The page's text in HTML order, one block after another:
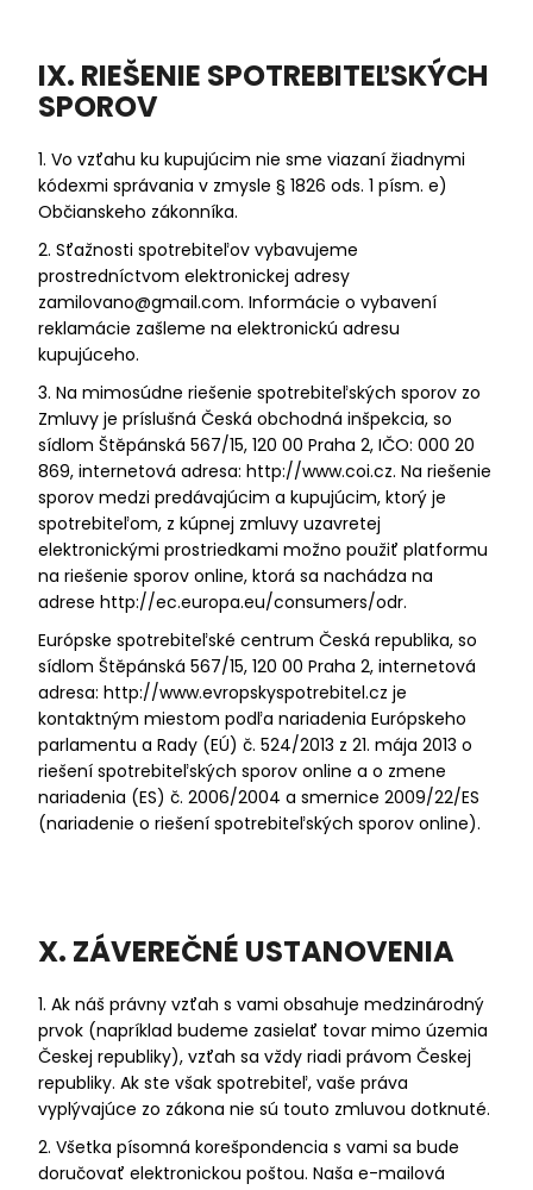
IX. RIEŠENIE SPOTREBITEĽSKÝCH
SPOROV
1. Vo vzťahu ku kupujúcim nie sme viazaní žiadnymi
kódexmi správania v zmysle § 1826 ods. 1 písm. e)
Občianskeho zákonníka.
2. Sťažnosti spotrebiteľov vybavujeme
prostredníctvom elektronickej adresy
zamilovano@gmail.com. Informácie o vybavení
reklamácie zašleme na elektronickú adresu
kupujúceho.
3. Na mimosúdne riešenie spotrebiteľských sporov zo
Zmluvy je príslušná Česká obchodná inšpekcia, so
sídlom Štěpánská 567/15, 120 00 Praha 2, IČO: 000 20
869, internetová adresa:http://www.coi.cz. Na riešenie
sporov medzi predávajúcim a kupujúcim, ktorý je
spotrebiteľom, z kúpnej zmluvy uzavretej
elektronickými prostriedkami možno použiť platformu
na riešenie sporov online, ktorá sa nachádza na
adresehttp://ec.europa.eu/consumers/odr.
Európske spotrebiteľské centrum Česká republika, so
sídlom Štěpánská 567/15, 120 00 Praha 2, internetová
adresa: http://www.evropskyspotrebitel.cz je
kontaktným miestom podľa nariadenia Európskeho
parlamentu a Rady (EÚ) č. 524/2013 z 21. mája 2013 o
riešení spotrebiteľských sporov online a o zmene
nariadenia (ES) č. 2006/2004 a smernice 2009/22/ES
(nariadenie o riešení spotrebiteľských sporov online).
X. ZÁVEREČNÉ USTANOVENIA
1. Ak náš právny vzťah s vami obsahuje medzinárodný
prvok (napríklad budeme zasielať tovar mimo územia
Českej republiky), vzťah sa vždy riadi právom Českej
republiky. Ak ste však spotrebiteľ, vaše práva
vyplývajúce zo zákona nie sú touto zmluvou dotknuté.
2. Všetka písomná korešpondencia s vami sa bude
doručovať elektronickou poštou. Naša e-mailová